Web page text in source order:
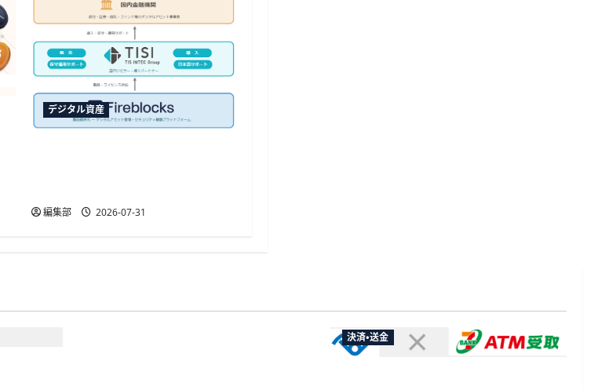
デジタル資産
編集部 2026-07-31
決済・送金